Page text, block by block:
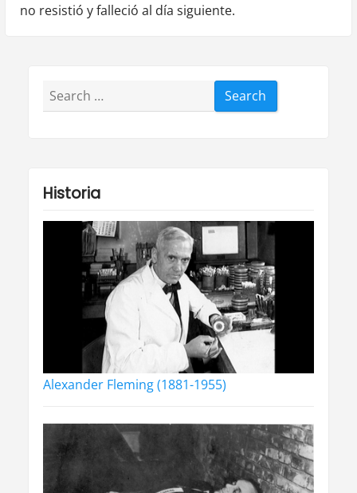
no resistió y falleció al día siguiente.
Search
for:
Historia
Alexander Fleming (1881-1955)